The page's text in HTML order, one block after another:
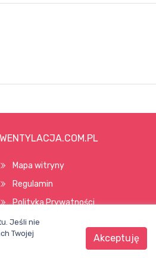
WENTYLACJA.COM.PL
Mapa witryny
Regulamin
Polityka Prywatności
Pomoc
Jeśli nie
Twojej
Akceptuję